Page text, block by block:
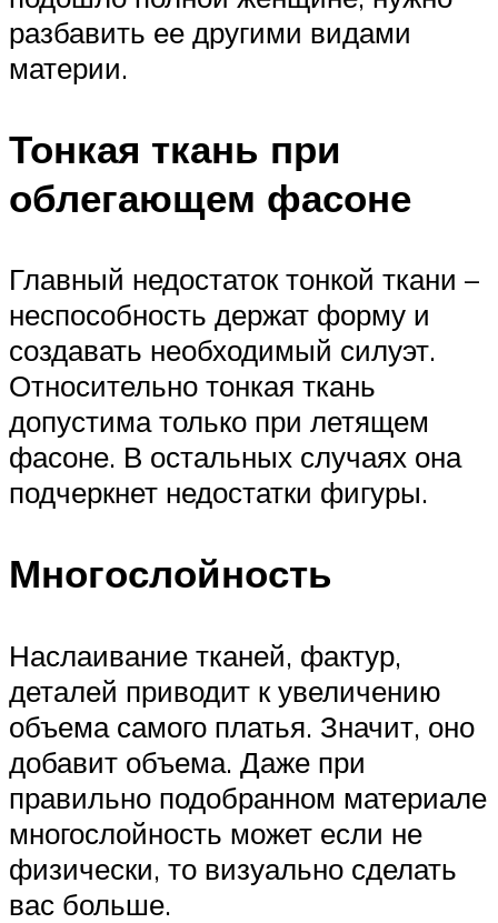
разбавить ее другими видами
материи.
Тонкая ткань при
облегающем фасоне
Главный недостаток тонкой ткани –
неспособность держат форму и
создавать необходимый силуэт.
Относительно тонкая ткань
допустима только при летящем
фасоне. В остальных случаях она
подчеркнет недостатки фигуры.
Многослойность
Наслаивание тканей, фактур,
деталей приводит к увеличению
объема самого платья. Значит, оно
добавит объема. Даже при
правильно подобранном материале
многослойность может если не
физически, то визуально сделать
вас больше.